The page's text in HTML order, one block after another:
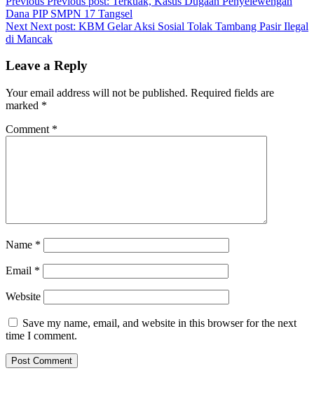
Dana PIP SMPN 17 Tangsel
Next Next post: KBM Gelar Aksi Sosial Tolak Tambang Pasir Ilegal
di Mancak
Leave a Reply
Your email address will not be published. Required fields are
marked *
Comment *
Name *
Email *
Website
Save my name, email, and website in this browser for the next
time I comment.